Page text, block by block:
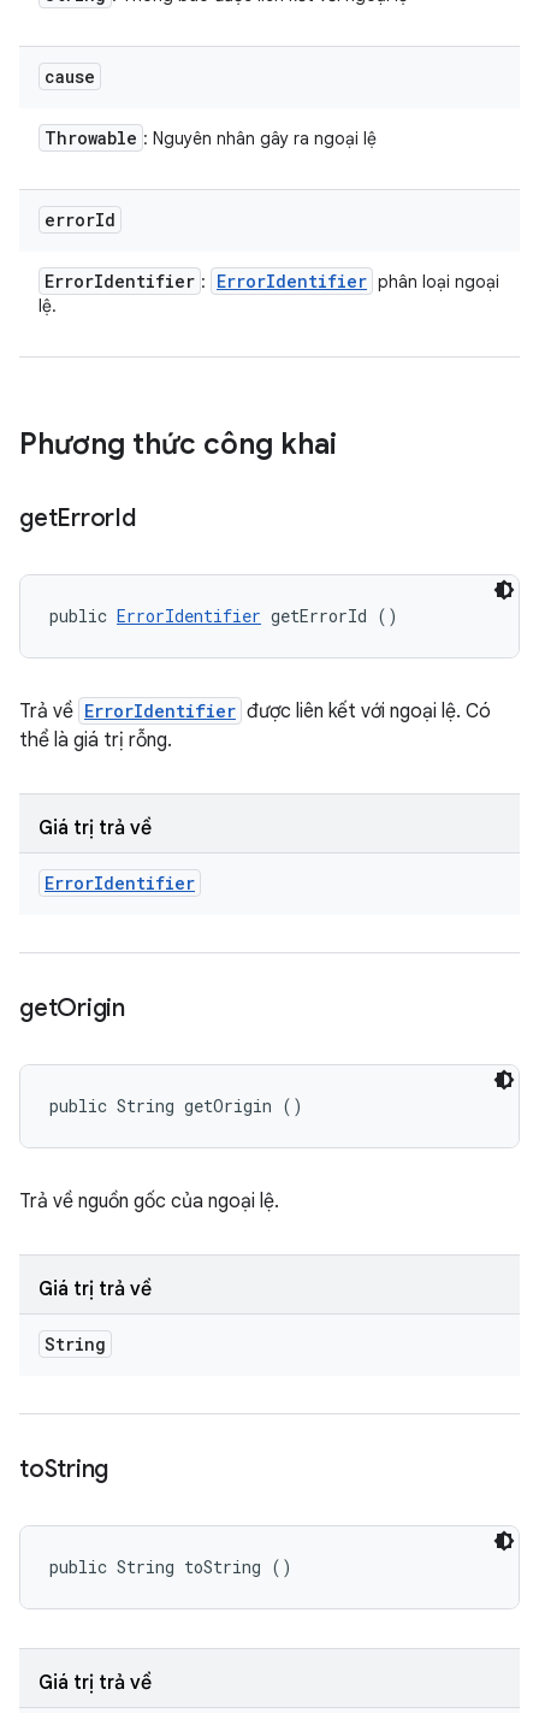
cause
Throwable : Nguyên nhân gây ra ngoại lệ
errorId
ErrorIdentifier : ErrorIdentifier phân loại ngoại
lệ.
Phương thức công khai
getErrorId
public ErrorIdentifier getErrorId ()
Trả về ErrorIdentifier được liên kết với ngoại lệ. Có
thể là giá trị rỗng.
Giá trị trả về
ErrorIdentifier
getOrigin
public String getOrigin ()
Trả về nguồn gốc của ngoại lệ.
Giá trị trả về
String
toString
public String toString ()
Giá trị trả về